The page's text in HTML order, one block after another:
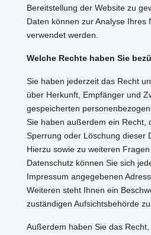
Bereitstellung der Website zu
Daten können zur Analyse Ihres
verwendet werden.
Welche Rechte haben Sie
Sie haben jederzeit das Recht
über Herkunft, Empfänger und
gespeicherten
Sie haben außerdem ein Recht,
Sperrung oder Löschung dieser
Hierzu sowie zu weiteren
Datenschutz können Sie sich
Impressum angegebenen
Weiteren steht Ihnen ein
zuständigen Aufsichtsbehörde
Außerdem haben Sie das